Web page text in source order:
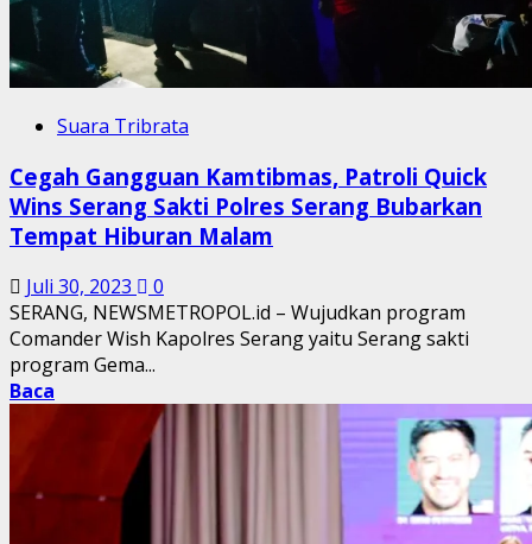
Suara Tribrata
Cegah Gangguan Kamtibmas, Patroli Quick
Wins Serang Sakti Polres Serang Bubarkan
Tempat Hiburan Malam
Juli 30, 2023
0
SERANG, NEWSMETROPOL.id – Wujudkan program
Comander Wish Kapolres Serang yaitu Serang sakti
program Gema...
Baca